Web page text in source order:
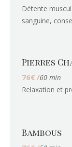
Détente
sanguine,
Pierres
76€ /60 min
Relaxation et
Bambous